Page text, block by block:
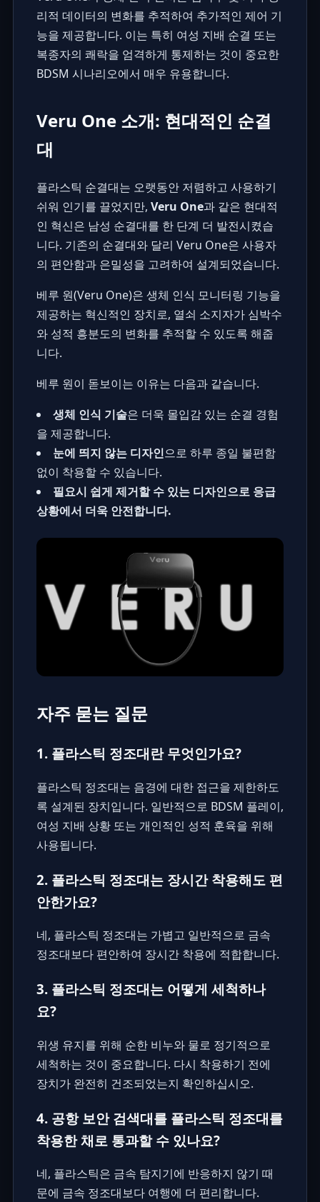
리적 데이터의 변화를 추적하여 추가적인 제어 기
능을 제공합니다. 이는 특히 여성 지배 순결 또는
복종자의 쾌락을 엄격하게 통제하는 것이 중요한
BDSM 시나리오에서 매우 유용합니다.
Veru One 소개: 현대적인 순결
대
플라스틱 순결대는 오랫동안 저렴하고 사용하기
쉬워 인기를 끌었지만, Veru One과 같은 현대적
인 혁신은 남성 순결대를 한 단계 더 발전시켰습
니다. 기존의 순결대와 달리 Veru One은 사용자
의 편안함과 은밀성을 고려하여 설계되었습니다.
베루 원(Veru One)은 생체 인식 모니터링 기능을
제공하는 혁신적인 장치로, 열쇠 소지자가 심박수
와 성적 흥분도의 변화를 추적할 수 있도록 해줍
니다.
베루 원이 돋보이는 이유는 다음과 같습니다.
생체 인식 기술은 더욱 몰입감 있는 순결 경험
을 제공합니다.
눈에 띄지 않는 디자인으로 하루 종일 불편함
없이 착용할 수 있습니다.
필요시 쉽게 제거할 수 있는 디자인으로 응급
상황에서 더욱 안전합니다.
자주 묻는 질문
1. 플라스틱 정조대란 무엇인가요?
플라스틱 정조대는 음경에 대한 접근을 제한하도
록 설계된 장치입니다. 일반적으로 BDSM 플레이,
여성 지배 상황 또는 개인적인 성적 훈육을 위해
사용됩니다.
2. 플라스틱 정조대는 장시간 착용해도 편
안한가요?
네, 플라스틱 정조대는 가볍고 일반적으로 금속
정조대보다 편안하여 장시간 착용에 적합합니다.
3. 플라스틱 정조대는 어떻게 세척하나
요?
위생 유지를 위해 순한 비누와 물로 정기적으로
세척하는 것이 중요합니다. 다시 착용하기 전에
장치가 완전히 건조되었는지 확인하십시오.
4. 공항 보안 검색대를 플라스틱 정조대를
착용한 채로 통과할 수 있나요?
네, 플라스틱은 금속 탐지기에 반응하지 않기 때
문에 금속 정조대보다 여행에 더 편리합니다.